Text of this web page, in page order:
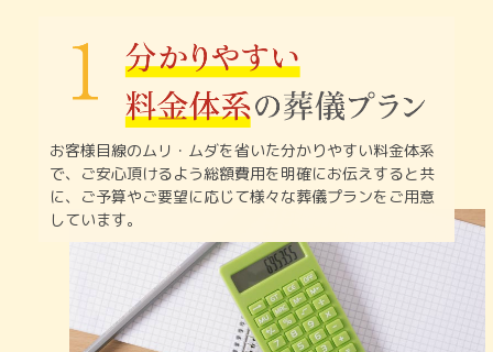
お客様目線のムリ・ムダを省いた分かりやすい料金体系
で、
ご安心頂けるよう総額費用を明確にお伝えすると共
に、
ご予算やご要望に応じて様々な葬儀プランをご用意
しています。